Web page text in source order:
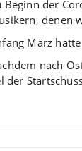
Beginn der
denen
März
nach
der